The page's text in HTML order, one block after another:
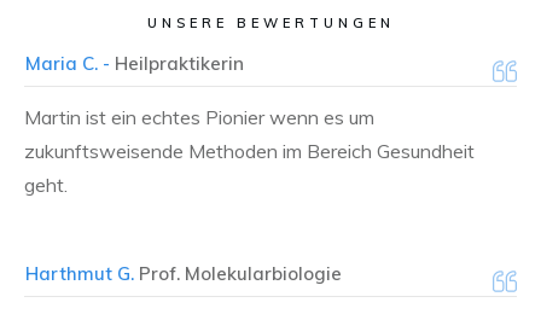
UNSERE BEWERTUNGEN
Maria C. - Heilpraktikerin
Martin ist ein echtes Pionier wenn es um
zukunftsweisende Methoden im Bereich Gesundheit
geht.
Harthmut G. Prof. Molekularbiologie